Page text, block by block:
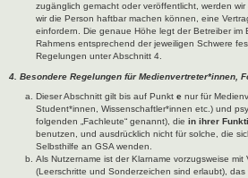
zugänglich gemacht oder veröffentlicht, werden
wir die Person haftbar machen können, eine
einfordern. Die genaue Höhe legt der Betreiber im
Rahmens entsprechend der jeweiligen Schwere
Regelungen unter Abschnitt 4.
4. Besondere Regelungen für Medienvertreter*innen,
Dieser Abschnitt gilt bis auf Punkt e nur für
Student*innen, Wissenschaftler*innen etc.) und
folgenden „Fachleute“ genannt), die in ihrer
benutzen, und ausdrücklich nicht für solche, die
Selbsthilfe an GSA wenden.
Als Nutzername ist der Klarname vorzugsweise
(Leerschritte und Sonderzeichen sind erlaubt),